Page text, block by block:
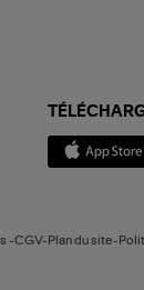
-CGV-Plan du site-